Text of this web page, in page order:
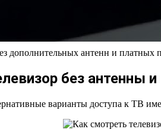
дополнительных антенн и платных
без антенны и
варианты доступа к ТВ